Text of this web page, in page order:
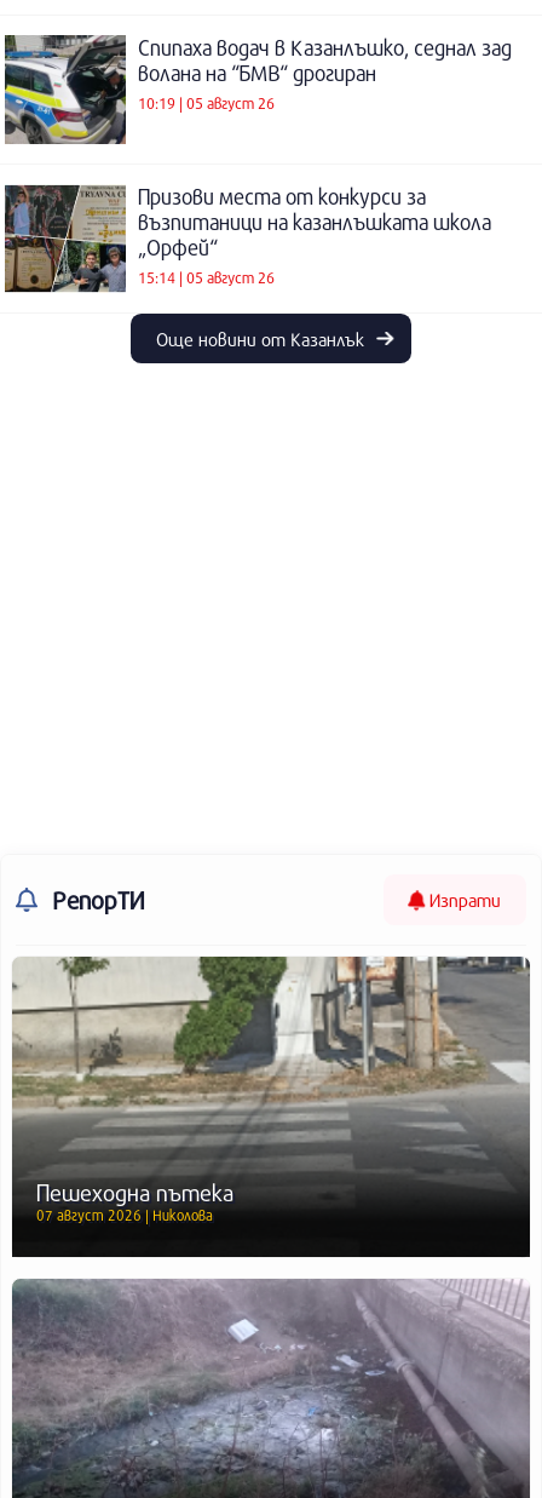
Спипаха водач в Казанлъшко, седнал зад
волана на “БМВ“ дрогиран
10:19 | 05 август 26
Призови места от конкурси за
възпитаници на казанлъшката школа
„Орфей“
15:14 | 05 август 26
Още новини от Казанлък
РепорТИ Изпрати
Пешеходна пътека
07 август 2026 | Николова